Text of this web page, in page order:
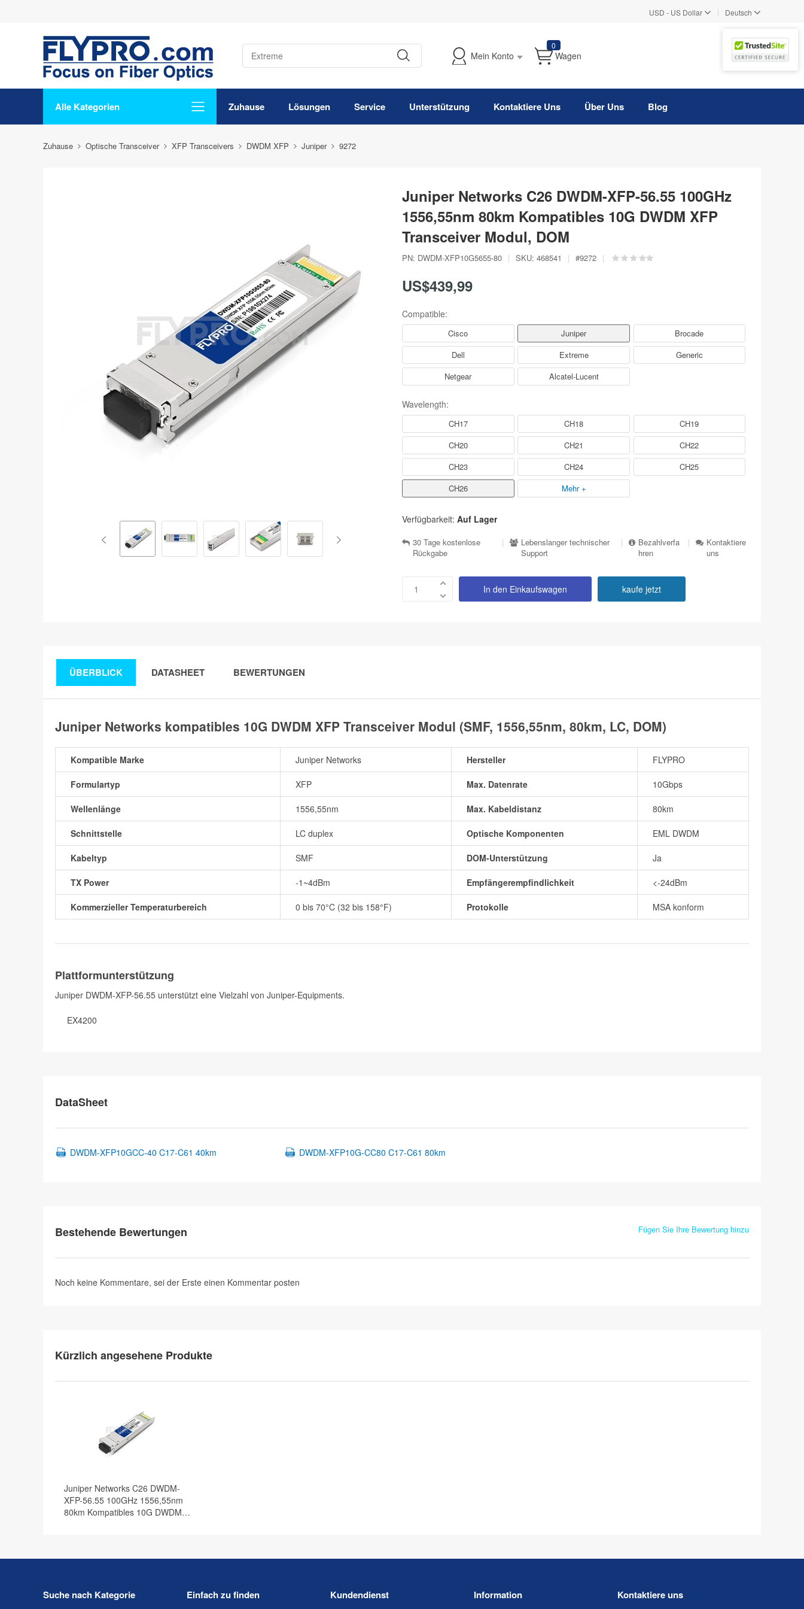
USD - US Dollar | Deutsch
Mein Konto
0
Wagen
Alle Kategorien Zuhause Lösungen Service Unterstützung Kontaktiere Uns Über Uns Blog
Zuhause Optische Transceiver XFP Transceivers DWDM XFP Juniper 9272
Juniper Networks C26 DWDM-XFP-56.55 100GHz
1556,55nm 80km Kompatibles 10G DWDM XFP
Transceiver Modul, DOM
PN: DWDM-XFP10G5655-80 | SKU: 468541 | #9272 |
US$439,99
Compatible:
Cisco Juniper
Brocade
Dell
Extreme
Generic
Netgear
Alcatel-Lucent
Wavelength:
CH17 CH18
CH19
CH20
CH21
CH22
CH23
CH24
CH25
CH26
Mehr +
Verfügbarkeit: Auf Lager
30 Tage kostenlose
Rückgabe
|
Lebenslanger technischer
Support
|
Bezahlverfa
hren
|
Kontaktiere
uns
In den Einkaufswagen kaufe jetzt
ÜBERBLICK DATASHEET BEWERTUNGEN
Juniper Networks kompatibles 10G DWDM XFP Transceiver Modul (SMF, 1556,55nm, 80km, LC, DOM)
Kompatible Marke Juniper Networks Hersteller FLYPRO
Formulartyp XFP Max. Datenrate 10Gbps
Wellenlänge 1556,55nm Max. Kabeldistanz 80km
Schnittstelle LC duplex Optische Komponenten EML DWDM
Kabeltyp SMF DOM-Unterstützung Ja
TX Power -1~4dBm Empfängerempfindlichkeit <-24dBm
Kommerzieller Temperaturbereich 0 bis 70°C (32 bis 158°F) Protokolle MSA konform
Plattformunterstützung
Juniper DWDM-XFP-56.55 unterstützt eine Vielzahl von Juniper-Equipments.
EX4200
DataSheet
DWDM-XFP10GCC-40 C17-C61 40km DWDM-XFP10G-CC80 C17-C61 80km
Bestehende Bewertungen Fügen Sie Ihre Bewertung hinzu
Noch keine Kommentare, sei der Erste einen Kommentar posten
Kürzlich angesehene Produkte
Juniper Networks C26 DWDM-
XFP-56.55 100GHz 1556,55nm
80km Kompatibles 10G DWDM
Suche nach Kategorie Einfach zu finden Kundendienst Information Kontaktiere uns